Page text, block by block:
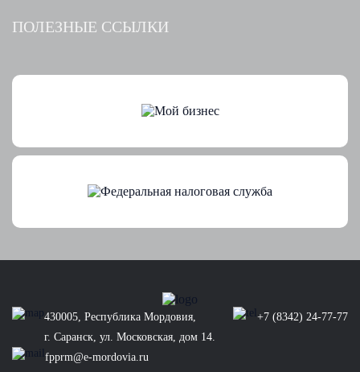
ПОЛЕЗНЫЕ ССЫЛКИ
430005, Республика Мордовия,
г. Саранск, ул. Московская, дом 14.
+7 (8342) 24-77-77
fpprm@e-mordovia.ru